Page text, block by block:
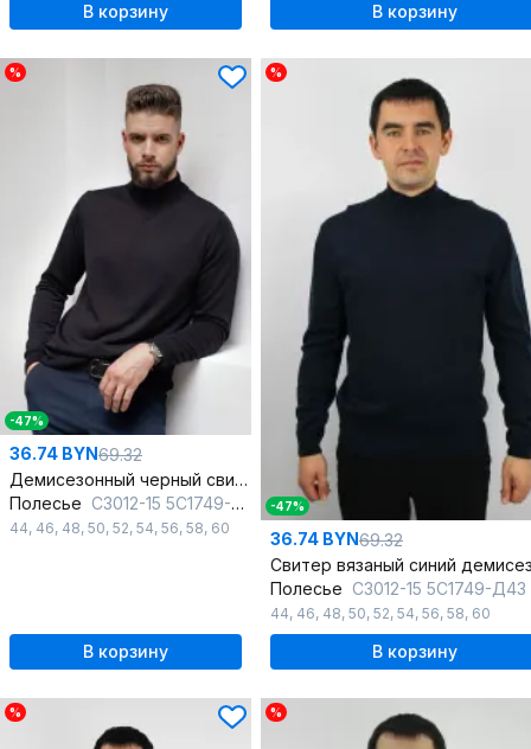
В корзину В корзину
%
-47%
36.74 BYN69.32
Демисезонный черный свитер вязаный с длинным рукавом
Полесье С3012-15 5С1749-Д43 170,176 глубокий_черный
44, 46, 48, 50, 52, 54, 56, 58, 60
В корзину
%
-47%
36.74 BYN69.32
Полесье С3012-15 5С1749-Д43 170,176
44, 46, 48, 50, 52, 54, 56, 58, 60
В корзину
% %